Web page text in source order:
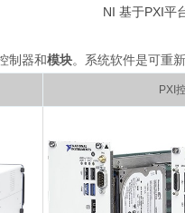
NI 基于PXI平
制器和模块。系统软件是可重
PXI